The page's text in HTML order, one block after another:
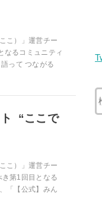
こ）」運営チー
なるコミュニティ
って つながる
“ここで
こ）」運営チー
第1回目となる
「【公式】みん